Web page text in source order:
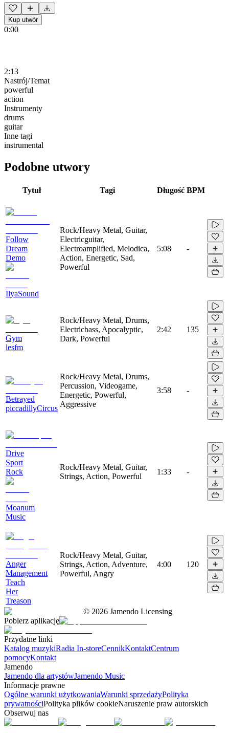
Kup utwór
0:00
2:13
Nastrój/Temat
powerful
action
Instrumenty
drums
guitar
Inne tagi
instrumental
Podobne utwory
Tytuł Tagi Długość BPM
Follow
Dream
Demo
IlyaSound
Rock/Heavy Metal, Guitar,
Electricguitar,
Electroamplified, Melodica,
Action, Energetic, Sad,
Powerful
5:08 -
Gym
lesfm
Rock/Heavy Metal, Drums,
Electricbass, Apocalyptic,
Dark, Powerful
2:42 135
Betrayed
piccadillyCircus
Rock/Heavy Metal, Drums,
Percussion, Videogame,
Energetic, Powerful,
Aggressive
3:58 -
Drive
Sport
Rock
Moanum
Music
Rock/Heavy Metal, Guitar,
Strings, Action, Powerful
1:33 -
Anger
Management
Teach
Her
Treason
Rock/Heavy Metal, Guitar,
Strings, Action, Adventure,
Powerful, Angry
4:00 120
© 2026 Jamendo Licensing
Pobierz aplikację
Przydatne linki
Katalog muzykiRadia In-storeCennikKontaktCentrum
pomocyKontakt
Jamendo
Jamendo dla artystówJamendo Music
Informacje prawne
Ogólne warunki użytkowaniaWarunki sprzedażyPolityka
prywatnościPolityka plików cookieNaruszenie praw autorskich
Obserwuj nas